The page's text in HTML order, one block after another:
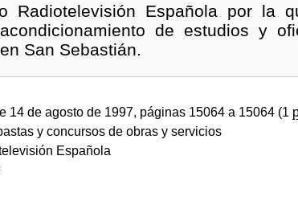
Radiotelevisión Española por la
de estudios y
San Sebastián.
14 de agosto de 1997, páginas 15064 a 15064 (1
y concursos de obras y servicios
Española